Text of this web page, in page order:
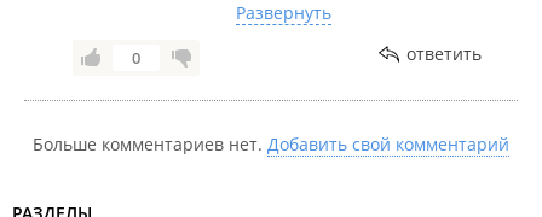
основанное на их использовании втечении
недели, коль уж вам это так важно. Попрошу
избавить меня от дальнейшей беседы с вами.
Развернуть
0 ответить
Больше комментариев нет. Добавить свой комментарий